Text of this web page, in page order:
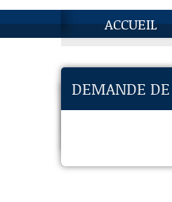
ACCUEIL
DEMANDE